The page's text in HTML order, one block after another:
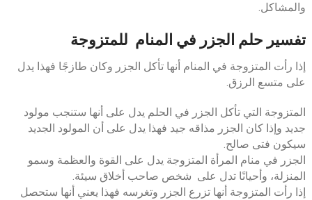
والمشاكل.
تفسير حلم الجزر في المنام للمتزوجة
إذا رأت المتزوجة في المنام أنها تأكل الجزر وكان طازجًا فهذا يدل
على متسع الرزق.
المتزوجة التي تأكل الجزر في الحلم يدل على أنها ستنجب مولود
جديد وإذا كان الجزر مذاقه جيد فهذا يدل على أن المولود الجديد
سيكون فتى صالح.
الجزر في منام المرأة المتزوجة يدل على القوة والعظمة وسمو
المنزلة، وأحيانًا تدل على شخص صاحب أخلاق سيئة.
إذا رأت المتزوجة أنها تزرع الجزر وتغرسه فهذا يعني أنها ستحصل